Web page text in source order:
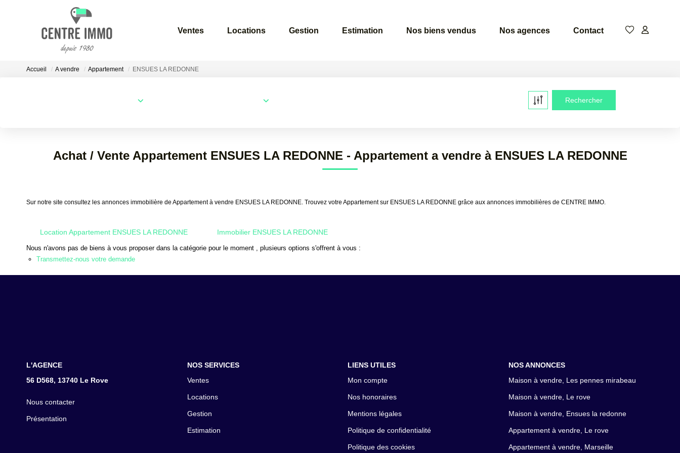
Ventes Locations Gestion Estimation Nos biens vendus Nos agences Contact
Accueil A vendre Appartement ENSUES LA REDONNE
Achat / Vente Appartement ENSUES LA REDONNE - Appartement a vendre à ENSUES LA REDONNE
Sur notre site consultez les annonces immobilière de Appartement à vendre ENSUES LA REDONNE. Trouvez votre Appartement sur ENSUES LA REDONNE grâce aux annonces immobilières de CENTRE IMMO.
Location Appartement ENSUES LA REDONNE Immobilier ENSUES LA REDONNE
Nous n'avons pas de biens à vous proposer dans la catégorie pour le moment , plusieurs options s'offrent à vous :
Transmettez-nous votre demande
L'AGENCE
56 D568, 13740 Le Rove
Nous contacter
Présentation
NOS SERVICES
Ventes
Locations
Gestion
Estimation
LIENS UTILES
Mon compte
Nos honoraires
Mentions légales
Politique de confidentialité
Politique des cookies
NOS ANNONCES
Maison à vendre, Les pennes mirabeau
Maison à vendre, Le rove
Maison à vendre, Ensues la redonne
Appartement à vendre, Le rove
Appartement à vendre, Marseille